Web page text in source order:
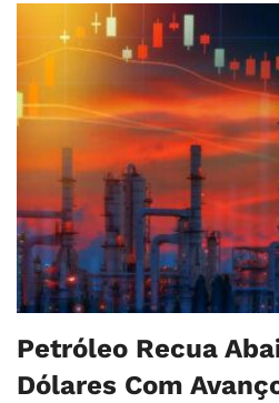
Petróleo Recua
Dólares Com